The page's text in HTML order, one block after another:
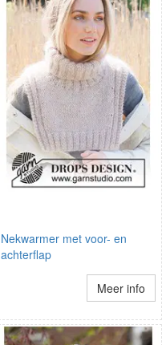
Nekwarmer met voor- en
achterflap
Meer info